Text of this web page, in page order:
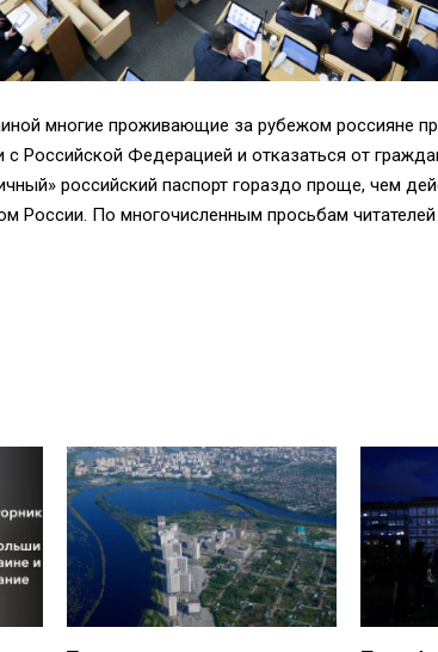
многие проживающие за рубежом россияне
с Российской Федерацией и отказаться от
российский паспорт гораздо проще, чем
России. По многочисленным просьбам